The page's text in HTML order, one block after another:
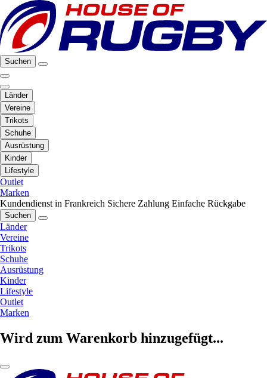
Suchen
Länder
Vereine
Trikots
Schuhe
Ausrüstung
Kinder
Lifestyle
Outlet
Marken
Kundendienst in Frankreich Sichere Zahlung Einfache Rückgabe
Suchen
Länder
Vereine
Trikots
Schuhe
Ausrüstung
Kinder
Lifestyle
Outlet
Marken
Wird zum Warenkorb hinzugefügt...